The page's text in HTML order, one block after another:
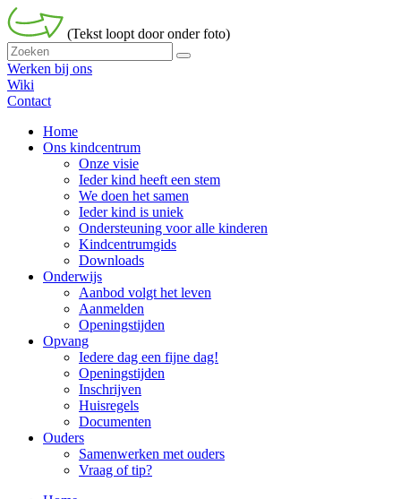
(Tekst loopt door onder foto)
Werken bij ons
Wiki
Contact
Home
Ons kindcentrum
Onze visie
Ieder kind heeft een stem
We doen het samen
Ieder kind is uniek
Ondersteuning voor alle kinderen
Kindcentrumgids
Downloads
Onderwijs
Aanbod volgt het leven
Aanmelden
Openingstijden
Opvang
Iedere dag een fijne dag!
Openingstijden
Inschrijven
Huisregels
Documenten
Ouders
Samenwerken met ouders
Vraag of tip?